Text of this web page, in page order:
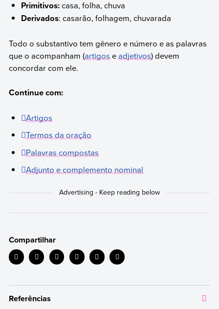
Primitivos:casa, folha, chuva
Derivados: casarão, folhagem, chuvarada
Todo o substantivo tem gênero e número e as palavras
que o acompanham (artigoseadjetivos) devem
concordar com ele.
Continue com:
Artigos
Termos da oração
Palavras compostas
Adjunto e complemento nominal
Compartilhar
Referências